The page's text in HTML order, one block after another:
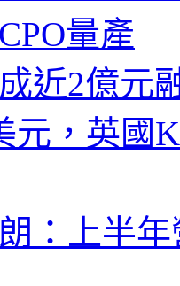
量產
近2億元
元，英國
：上半